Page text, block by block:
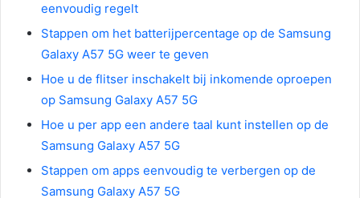
eenvoudig regelt
Stappen om het batterijpercentage op de Samsung
Galaxy A57 5G weer te geven
Hoe u de flitser inschakelt bij inkomende oproepen
op Samsung Galaxy A57 5G
Hoe u per app een andere taal kunt instellen op de
Samsung Galaxy A57 5G
Stappen om apps eenvoudig te verbergen op de
Samsung Galaxy A57 5G